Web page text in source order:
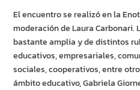
El encuentro se realizó en la
moderación de Laura
bastante amplia y de distintos
educativos, empresariales,
sociales, cooperativos, entre
ámbito educativo, Gabriela